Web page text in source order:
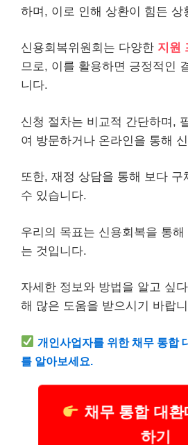
하며, 이로 인해 상환이 힘든 상
신용회복위원회는 다양한 지원
므로, 이를 활용하면 긍정적인
니다.
신청 절차는 비교적 간단하며,
여 방문하거나 온라인 을 통해
또한, 재정 상담을 통해 보다 구
수 있습니다.
우리의 목표는 신용회복을 통해
는 것입니다.
자세한 정보와 방법을 알고 싶
해 많은 도움을 받으시기 바랍
개인사업자를 위한 채무 통합
를 알아보세요.
채무 통합 대환
하기